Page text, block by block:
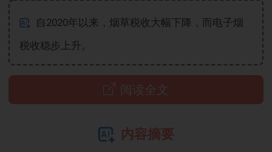
自2020年以来，烟草税收大幅下降，而电子烟
税收稳步上升。
阅读全文
内容摘要